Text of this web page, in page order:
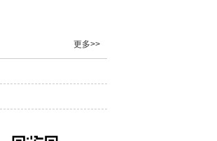
更多>>